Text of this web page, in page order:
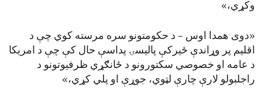
وکړي،»
«دوی همدا اوس – د حکومتونو سره مرسته کوي چې د
اقلیم پر وړاندې ځیرکې پالیسۍ پداسې حال کې چې د امریکا
د عامه او خصوصي سکتورونو د ځانګړي ظرفیوتونو د
راجلبولو لارې چارې لټوي، جوړې او پلي کړي،»